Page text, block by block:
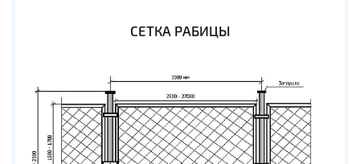
СЕТКА РАБИЦЫ